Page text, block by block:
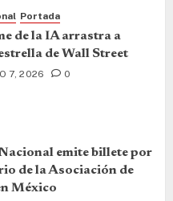
Portada
de la IA arrastra a
de Wall Street
7, 2026 0
emite billete por
de la Asociación de
México